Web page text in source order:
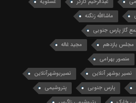
ماشاالله زنگنه
گاز پارس جنوبی
مجلس یازدهم
مجید غاله
منصور بهرامی
نصیر بوشهر آنلاین
نصیربوشهرآنلاین
پارس جنوبی
پتروشیمی